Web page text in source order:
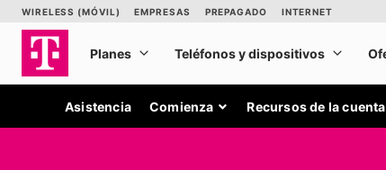
Asistencia Comienza Recursos de la cuenta